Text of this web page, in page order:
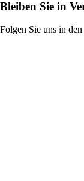
Bleiben Sie in
Folgen Sie uns in